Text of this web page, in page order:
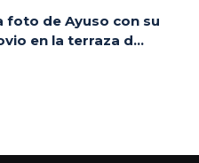
foto de Ayuso con su
en la terraza d...